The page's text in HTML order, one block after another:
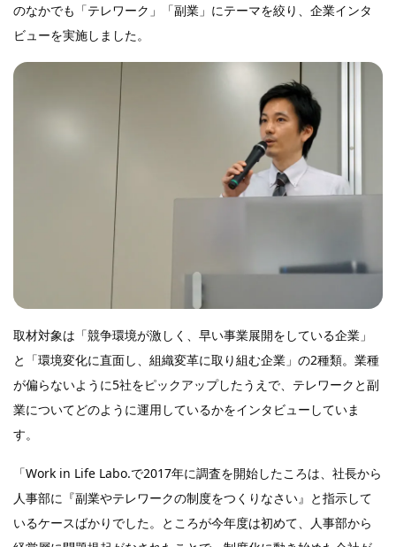
のなかでも「テレワーク」「副業」にテーマを絞り、企業インタ
ビューを実施しました。
取材対象は「競争環境が激しく、早い事業展開をしている企業」
と「環境変化に直面し、組織変革に取り組む企業」の2種類。業種
が偏らないように5社をピックアップしたうえで、テレワークと副
業についてどのように運用しているかをインタビューしていま
す。
「Work in Life Labo.で2017年に調査を開始したころは、社長から
人事部に『副業やテレワークの制度をつくりなさい』と指示して
いるケースばかりでした。ところが今年度は初めて、人事部から